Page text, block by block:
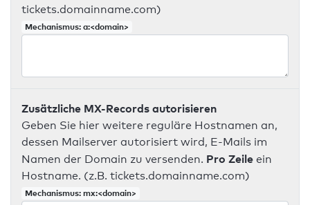
tickets.domainname.com)
Mechanismus: a:<domain>
Zusätzliche MX-Records autorisieren
Geben Sie hier weitere reguläre Hostnamen an,
dessen Mailserver autorisiert wird, E-Mails im
Namen der Domain zu versenden. Pro Zeile ein
Hostname. (z.B. tickets.domainname.com)
Mechanismus: mx:<domain>